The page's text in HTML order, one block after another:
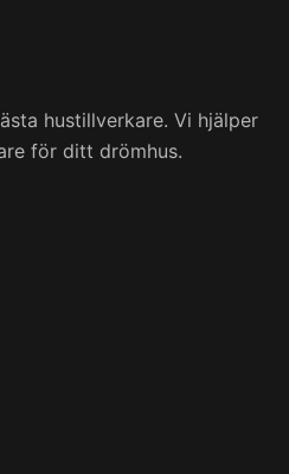
hustillverkare. Vi hjälper
för ditt drömhus.